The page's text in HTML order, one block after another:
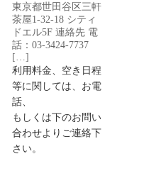
東京都世田谷区三軒
茶屋1-32-18 シティ
ドエル5F 連絡先 電
話：03-3424-7737
[…]
利用料金、空き日程
等に関しては、お電
話、
もしくは下のお問い
合わせよりご連絡下
さい。